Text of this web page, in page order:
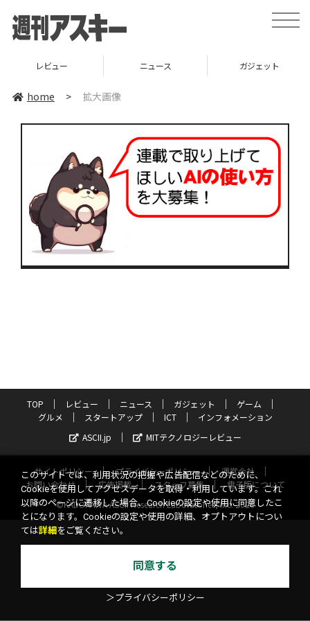
toggle
レビュー ニュース ガジェット
home > 拡大画像
TOP レビュー ニュース ガジェット
ゲーム
グルメ
スタートアップ ICT
インフォメーション
ASCII.jp
MITテクノロジーレビュー
サイトポリシー プライバシーポリシー
運営会社
お問い合わせ
広告掲載 スタッフ募集
電子版について
©KADOKAWA ASCII Research Laboratories, Inc. 2026
このサイトでは、利用状況の把握や広告配信などのために、
Cookieを使用してアクセスデータを取得・利用しています。これ
以降のページに遷移した場合、Cookieの設定や使用に同意したこ
とになります。Cookieの設定や使用の詳細、オプトアウトについ
ては詳細 をご覧ください。
同意する
＞プライバシーポリシー